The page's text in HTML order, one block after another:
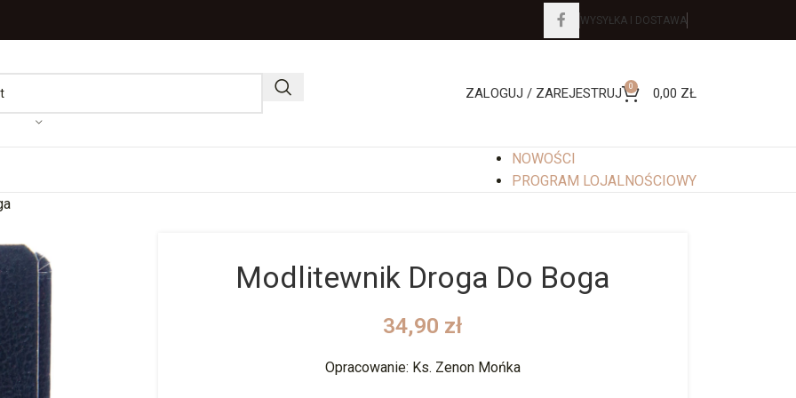
WYSYŁKA I DOSTAWA
ZALOGUJ / ZAREJESTRUJ 0 0,00 ZŁ
NOWOŚCI
PROGRAM LOJALNOŚCIOWY
Modlitewnik Droga Do Boga
34,90 zł
Opracowanie: Ks. Zenon Mońka